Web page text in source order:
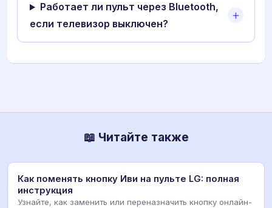
Работает ли пульт через Bluetooth,
если телевизор выключен?
📖 Читайте также
Как поменять кнопку Иви на пульте LG: полная
инструкция
Узнайте, как заменить или переназначить кнопку онлайн-